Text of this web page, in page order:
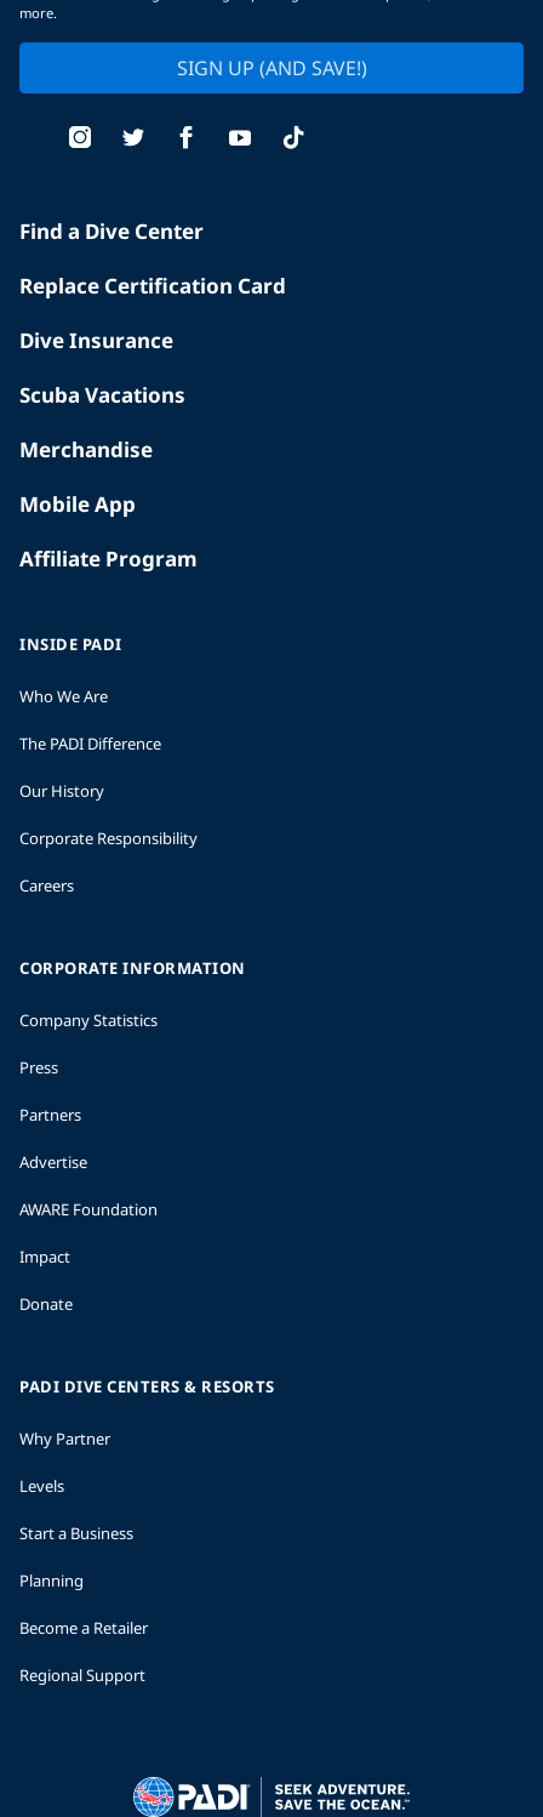
more.
SIGN UP (AND SAVE!)
Find a Dive Center
Replace Certification Card
Dive Insurance
Scuba Vacations
Merchandise
Mobile App
Affiliate Program
INSIDE PADI
Who We Are
The PADI Difference
Our History
Corporate Responsibility
Careers
CORPORATE INFORMATION
Company Statistics
Press
Partners
Advertise
AWARE Foundation
Impact
Donate
PADI DIVE CENTERS & RESORTS
Why Partner
Levels
Start a Business
Planning
Become a Retailer
Regional Support